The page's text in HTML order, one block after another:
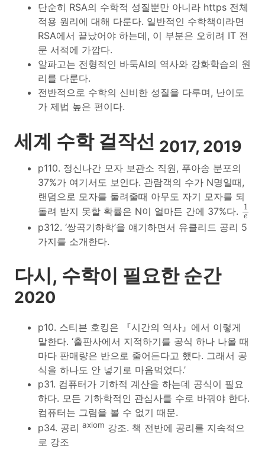
단순히 RSA의 수학적 성질뿐만 아니라 https 전체
적용 원리에 대해 다룬다. 일반적인 수학책이라면
RSA에서 끝났어야 하는데, 이 부분은 오히려 IT 전
문 서적에 가깝다.
알파고는 전형적인 바둑AI의 역사와 강화학습의 원
리를 다룬다.
전반적으로 수학의 신비한 성질을 다루며, 난이도
가 제법 높은 편이다.
세계 수학 걸작선 2017, 2019
p110. 정신나간 모자 보관소 직원, 푸아송 분포의
37%가 여기서도 보인다. 관람객의 수가 N명일때,
랜덤으로 모자를 둘려줄때 아무도 자기 모자를 되
돌려 받지 못할 확률은 N이 얼마든 간에 37%다.
1
e
1
p312. ‘쌍곡기하학’을 얘기하면서 유클리드 공리 5
가지를 소개한다.
다시, 수학이 필요한 순간
2020
p10. 스티븐 호킹은 『시간의 역사』에서 이렇게
말한다. ‘출판사에서 지적하기를 공식 하나 나올 때
마다 판매량은 반으로 줄어든다고 했다. 그래서 공
식을 하나도 안 넣기로 마음먹었다.’
p31. 컴퓨터가 기하적 계산을 하는데 공식이 필요
하다. 모든 기하학적인 관심사를 수로 바꿔야 한다.
컴퓨터는 그림을 볼 수 없기 때문.
p34. 공리 axiom 강조. 책 전반에 공리를 지속적으
로 강조